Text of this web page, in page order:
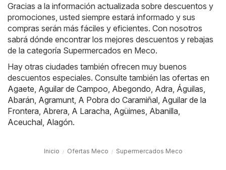
Gracias a la información actualizada sobre descuentos y
promociones, usted siempre estará informado y sus
compras serán más fáciles y eficientes. Con nosotros
sabrá dónde encontrar los mejores descuentos y rebajas
de la categoría Supermercados en Meco.
Hay otras ciudades también ofrecen muy buenos
descuentos especiales. Consulte también las ofertas en
Agaete Aguilar de Campoo Abegondo Adra Águilas
Abarán Agramunt A Pobra do Caramiñal Aguilar de la
Frontera Abrera A Laracha Agüimes Abanilla
Aceuchal Alagón.
Inicio Ofertas Meco Supermercados Meco